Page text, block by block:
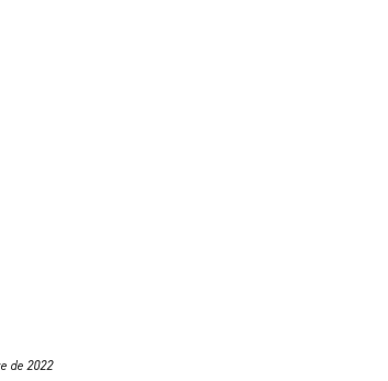
de 2022